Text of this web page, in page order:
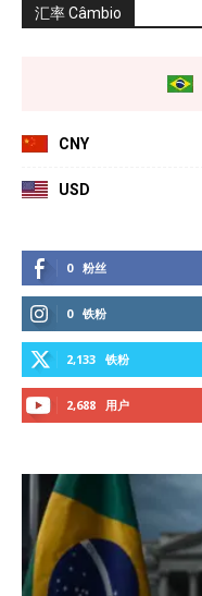
汇率 Câmbio
CNY
USD
0 粉丝
0 铁粉
2,133 铁粉
2,688 用户